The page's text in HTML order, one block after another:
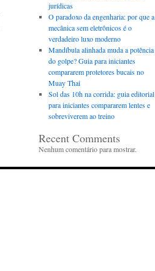
jurídicas
O paradoxo da engenharia: por que a
mecânica sem eletrônicos é o
verdadeiro luxo moderno
Mandíbula alinhada muda a potência
do golpe? Guia para iniciantes
compararem protetores bucais no
Muay Thai
Sol das 10h na corrida: guia editorial
para iniciantes compararem lentes e
sobreviverem ao treino
Recent Comments
Nenhum comentário para mostrar.